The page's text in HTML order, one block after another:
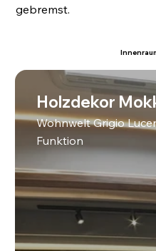
gebremst.
Holzdekor
Wohnwelt Grigio
Funktion